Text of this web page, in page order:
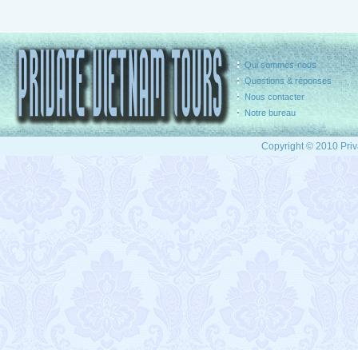
Qui sommes-nous
Questions & réponses
Nous contacter
Notre bureau
Copyright © 2010